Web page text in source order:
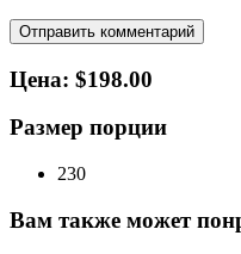
Цена: $198.00
Размер порции
230
Вам также может